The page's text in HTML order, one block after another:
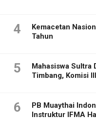
4
Kemacetan
Tahun
5
Mahasiswa Sultra
Timbang, Komisi
6
PB Muaythai
Instruktur IFMA